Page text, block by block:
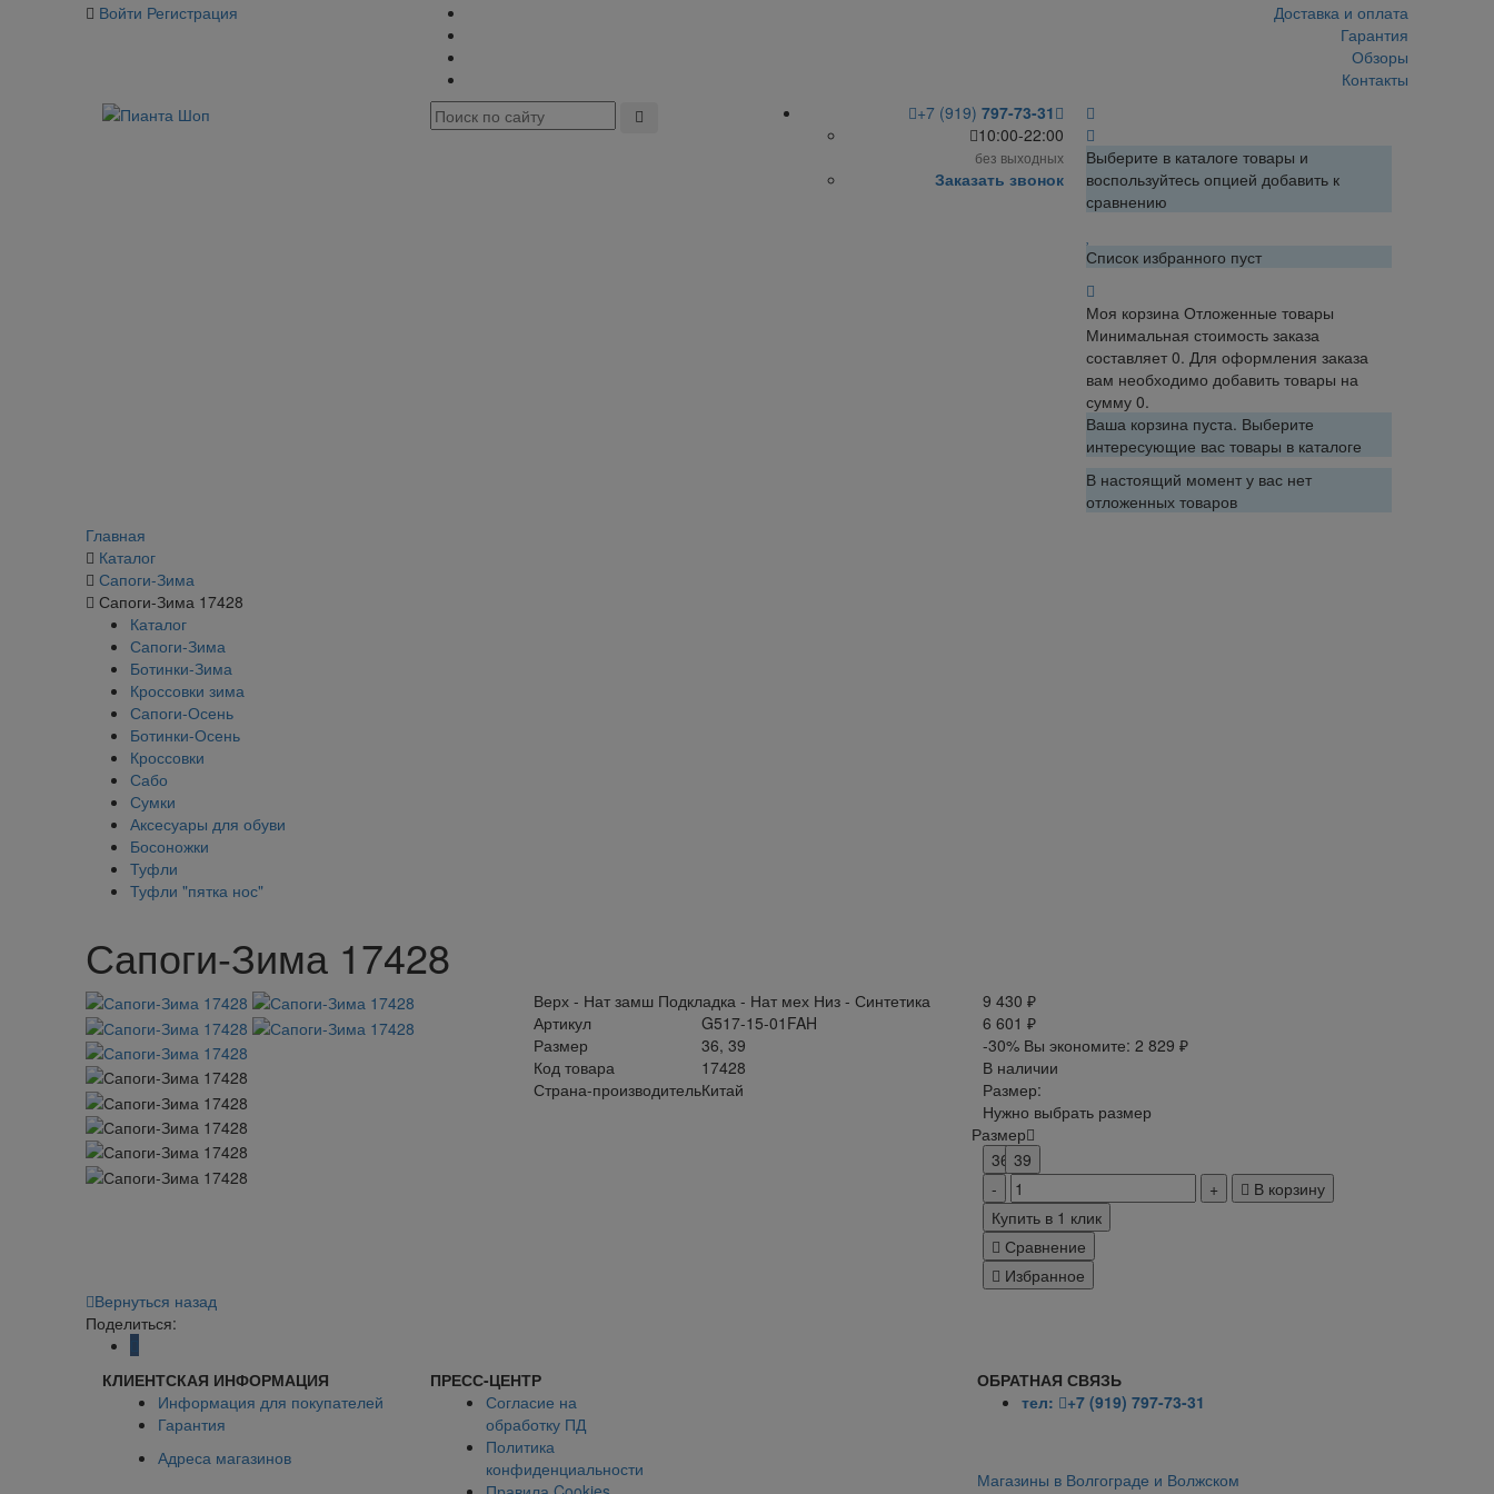
Войти Регистрация
Доставка и оплата
Гарантия
Обзоры
Контакты
+7 (919) 797-73-31
10:00-22:00
без выходных
Заказать звонок
Выберите в каталоге товары и
воспользуйтесь опцией добавить к
сравнению
Список избранного пуст
Моя корзина Отложенные товары
Минимальная стоимость заказа
составляет 0. Для оформления заказа
вам необходимо добавить товары на
сумму 0.
Ваша корзина пуста. Выберите
интересующие вас товары в каталоге
В настоящий момент у вас нет
отложенных товаров
Главная
Каталог
Сапоги-Зима
Сапоги-Зима 17428
Каталог
Сапоги-Зима
Ботинки-Зима
Кроссовки зима
Сапоги-Осень
Ботинки-Осень
Кроссовки
Сабо
Сумки
Аксесуары для обуви
Босоножки
Туфли
Туфли "пятка нос"
Сапоги-Зима 17428
Верх - Нат замш Подкладка - Нат мех Низ - Синтетика
Артикул
G517-15-01FAH
Размер
36, 39
Код товара
17428
Страна-производительКитай
9 430 ₽
6 601 ₽
-30% Вы экономите: 2 829 ₽
В наличии
Размер:
Нужно выбрать размер
Размер
36 39
В корзину
Купить в 1 клик
Сравнение
Избранное
Вернуться назад
Поделиться:
КЛИЕНТСКАЯ ИНФОРМАЦИЯ ПРЕСС-ЦЕНТР
ОБРАТНАЯ СВЯЗЬ
Информация для покупателей
Гарантия
Адреса магазинов
Согласие на
обработку ПД
Политика
конфиденциальности
тел: +7 (919) 797-73-31
Магазины в Волгограде и Волжском